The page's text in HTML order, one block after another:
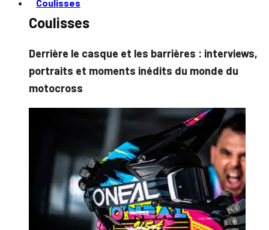
Coulisses
Coulisses
Derrière le casque et les barrières : interviews,
portraits et moments inédits du monde du
motocross